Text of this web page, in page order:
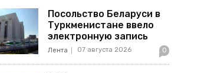
Посольство Беларуси в
Туркменистане ввело
электронную запись
Лента 07 августа 2026 0